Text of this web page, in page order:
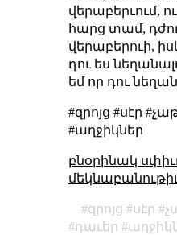
վերաբերւում,
հարց տամ,
վերաբերուի,
դու ես
եմ որ դու
#զրոյց #սէր
#աղջիկներ
բնօրինակ
զրոյց սէր
դաւեր